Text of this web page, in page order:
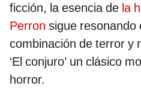
ficción, la esencia de la
Perron sigue resonando
combinación de terror y
‘El conjuro’ un clásico
horror.